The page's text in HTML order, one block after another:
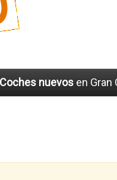
Coches nuevosen Gran